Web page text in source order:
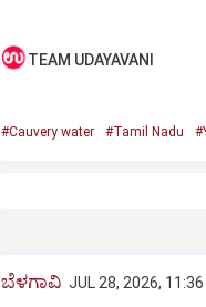
TEAM UDAYAVANI
#Cauvery water #Tamil Nadu
ಬೆಳಗಾವಿ JUL 28, 2026,